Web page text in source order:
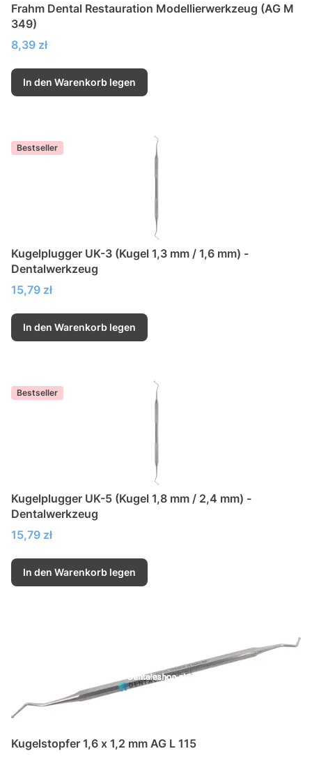
Frahm Dental Restauration Modellierwerkzeug (AG M
349)
Preis
8,39 zł
In den Warenkorb legen
Bestseller
Kugelplugger UK-3 (Kugel 1,3 mm / 1,6 mm) -
Dentalwerkzeug
Preis
15,79 zł
In den Warenkorb legen
Bestseller
Kugelplugger UK-5 (Kugel 1,8 mm / 2,4 mm) -
Dentalwerkzeug
Preis
15,79 zł
In den Warenkorb legen
Kugelstopfer 1,6 x 1,2 mm AG L 115